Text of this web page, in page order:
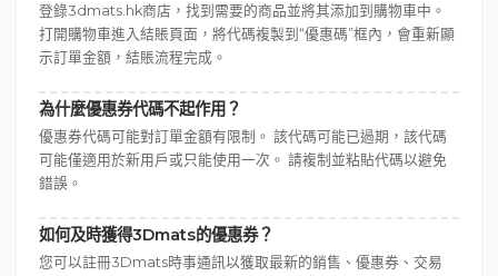
登錄3dmats.hk商店，找到需要的商品並將其添加到購物車中。
打開購物車進入結賬頁面，將代碼複製到“優惠碼”框內，會重新顯
示訂單金額，結賬流程完成。
為什麼優惠券代碼不起作用？
優惠券代碼可能對訂單金額有限制。 該代碼可能已過期，該代碼
可能僅適用於新用戶或只能使用一次。 請複制並粘貼代碼以避免
錯誤。
如何及時獲得3Dmats的優惠券？
您可以註冊3Dmats時事通訊以獲取最新的銷售、優惠券、交易